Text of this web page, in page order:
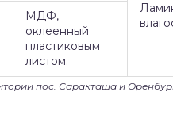
МДФ,
оклеенный
пластиковым
листом.
пос. Саракташа и